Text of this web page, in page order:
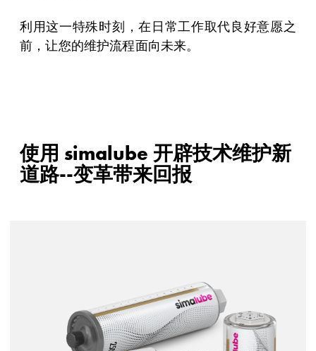
利用这一特殊时刻，在日常工作取代良好意愿之
前，让您的维护流程面向未来。
使用 simalube 开辟技术维护新
道路--变革带来回报